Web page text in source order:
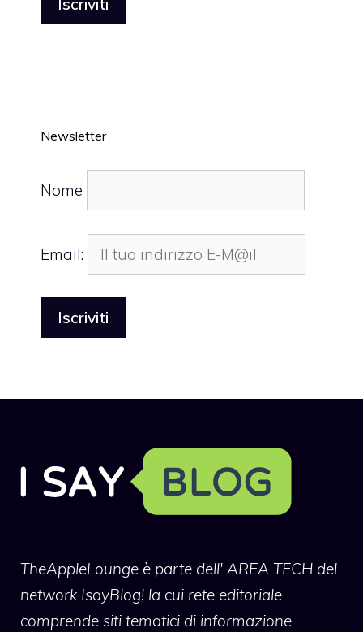
Newsletter
Nome
Email:
TheAppleLounge è parte dell' AREA TECH del
network IsayBlog! la cui rete editoriale
comprende siti tematici di informazione